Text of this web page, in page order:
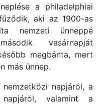
a philadelphiai
aki az 1900-as
nemzeti ünneppé
vasárnapját
megbánta, mert
más ünnep.
napjáról, a
napjáról, valamint a